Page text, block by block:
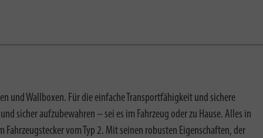
und Wallboxen. Für die einfache Transportfähigkeit und sichere
sicher aufzubewahren – sei es im Fahrzeug oder zu Hause. Alles in
vom Typ 2. Mit seinen robusten Eigenschaften, der